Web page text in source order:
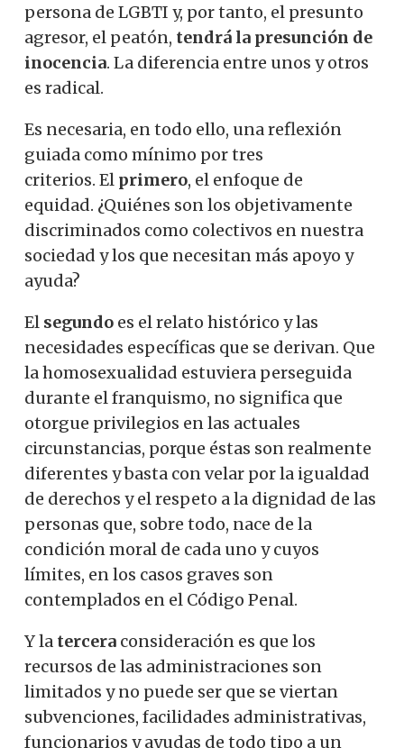
persona de LGBTI y, por tanto, el presunto
agresor, el peatón, tendrá la presunción de
inocencia. La diferencia entre unos y otros
es radical.
Es necesaria, en todo ello, una reflexión
guiada como mínimo por tres
criterios. El primero, el enfoque de
equidad. ¿Quiénes son los objetivamente
discriminados como colectivos en nuestra
sociedad y los que necesitan más apoyo y
ayuda?
El segundo es el relato histórico y las
necesidades específicas que se derivan. Que
la homosexualidad estuviera perseguida
durante el franquismo, no significa que
otorgue privilegios en las actuales
circunstancias, porque éstas son realmente
diferentes y basta con velar por la igualdad
de derechos y el respeto a la dignidad de las
personas que, sobre todo, nace de la
condición moral de cada uno y cuyos
límites, en los casos graves son
contemplados en el Código Penal.
Y la tercera consideración es que los
recursos de las administraciones son
limitados y no puede ser que se viertan
subvenciones, facilidades administrativas,
funcionarios y ayudas de todo tipo a un